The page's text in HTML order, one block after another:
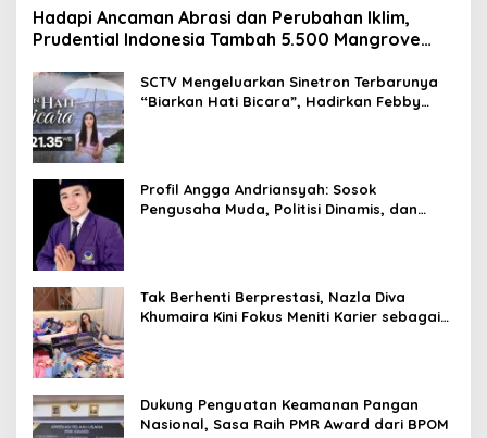
Hadapi Ancaman Abrasi dan Perubahan Iklim,
Prudential Indonesia Tambah 5.500 Mangrove
SCTV Mengeluarkan Sinetron Terbarunya
“Biarkan Hati Bicara”, Hadirkan Febby
Profil Angga Andriansyah: Sosok
Pengusaha Muda, Politisi Dinamis, dan
Tak Berhenti Berprestasi, Nazla Diva
Khumaira Kini Fokus Meniti Karier sebagai
Dukung Penguatan Keamanan Pangan
Nasional, Sasa Raih PMR Award dari BPOM